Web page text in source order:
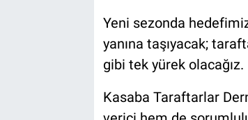
Yeni sezonda
yanına taşıyacak;
gibi tek yürek olacağız.
Kasaba Taraftarlar